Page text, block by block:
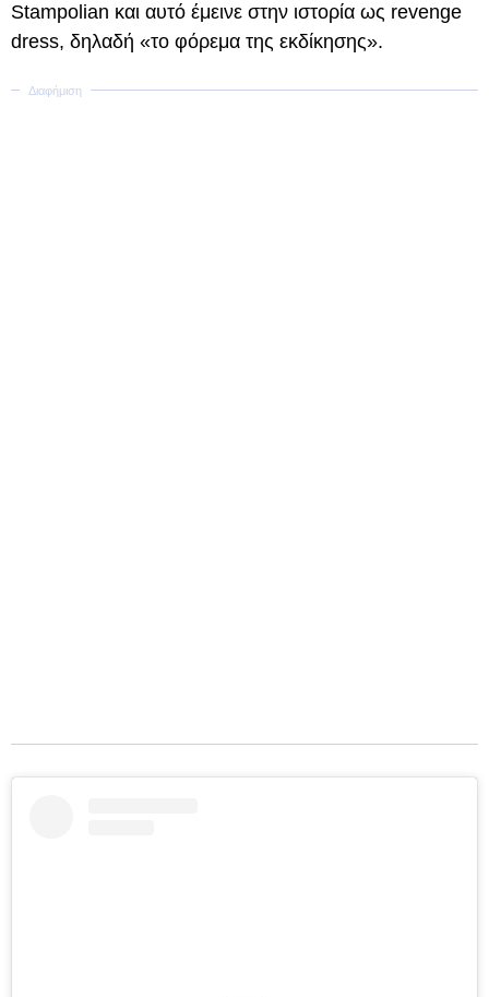
Stampolian και αυτό έμεινε στην ιστορία ως revenge
dress, δηλαδή «το φόρεμα της εκδίκησης».